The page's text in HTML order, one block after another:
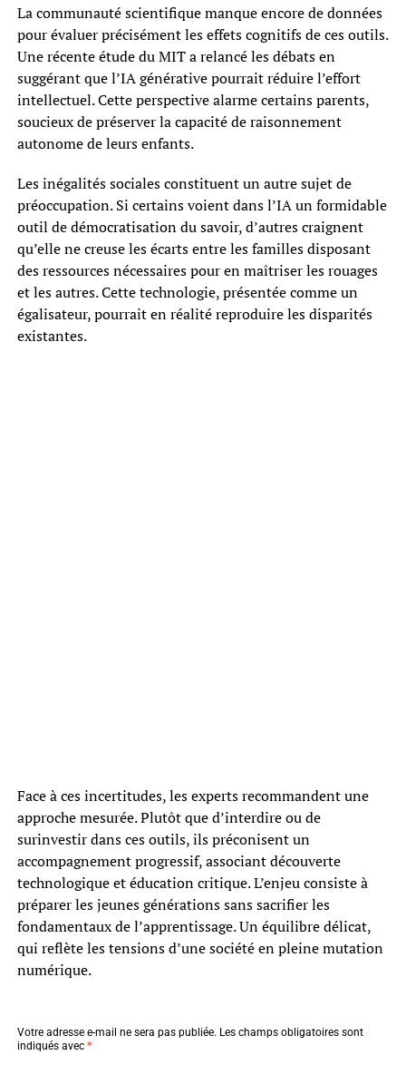
La communauté scientifique manque encore de données
pour évaluer précisément les effets cognitifs de ces outils.
Une récente étude du MIT a relancé les débats en
suggérant que l’IA générative pourrait réduire l’effort
intellectuel. Cette perspective alarme certains parents,
soucieux de préserver la capacité de raisonnement
autonome de leurs enfants.
Les inégalités sociales constituent un autre sujet de
préoccupation. Si certains voient dans l’IA un formidable
outil de démocratisation du savoir, d’autres craignent
qu’elle ne creuse les écarts entre les familles disposant
des ressources nécessaires pour en maîtriser les rouages
et les autres. Cette technologie, présentée comme un
égalisateur, pourrait en réalité reproduire les disparités
existantes.
Face à ces incertitudes, les experts recommandent une
approche mesurée. Plutôt que d’interdire ou de
surinvestir dans ces outils, ils préconisent un
accompagnement progressif, associant découverte
technologique et éducation critique. L’enjeu consiste à
préparer les jeunes générations sans sacrifier les
fondamentaux de l’apprentissage. Un équilibre délicat,
qui reflète les tensions d’une société en pleine mutation
numérique.
Votre adresse e-mail ne sera pas publiée. Les champs obligatoires sont
indiqués avec *